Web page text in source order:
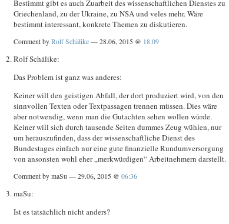
Bestimmt gibt es auch Zuarbeit des wissenschaftlichen Dienstes zu
Griechenland, zu der Ukraine, zu NSA und veles mehr. Wäre
bestimmt interessant, konkrete Themen zu diskutieren.
Comment by Rolf Schälike — 28.06, 2015 @ 18:09
Rolf Schälike:
Das Problem ist ganz was anderes:
Keiner will den geistigen Abfall, der dort produziert wird, von den
sinnvollen Texten oder Textpassagen trennen müssen. Dies wäre
aber notwendig, wenn man die Gutachten sehen wollen würde.
Keiner will sich durch tausende Seiten dummes Zeug wühlen, nur
um herauszufinden, dass der wissenschaftliche Dienst des
Bundestages einfach nur eine gute finanzielle Rundumversorgung
von ansonsten wohl eher „merkwürdigen“ Arbeitnehmern darstellt.
Comment by maSu — 29.06, 2015 @ 06:36
maSu:
Ist es tatsächlich nicht anders?